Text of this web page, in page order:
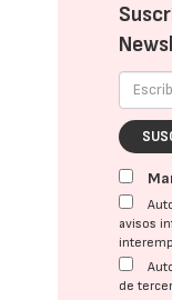
avisos
de